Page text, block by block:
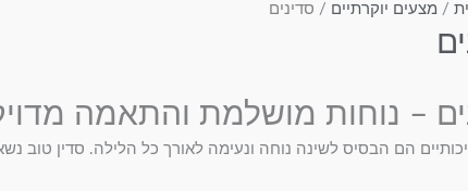
/ מצעים יוקרתיים / סדינים
– נוחות מושלמת והתאמה
הם הבסיס לשינה נוחה ונעימה לאורך כל הלילה. סדין טוב